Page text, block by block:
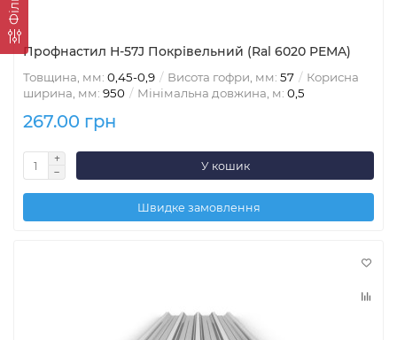
Профнастил Н-57J Покрівельний (Ral 6020 PEMA)
Товщина, мм: 0,45-0,9 Висота гофри, мм: 57
Корисна
ширина, мм: 950 Мінімальна довжина, м: 0,5
267.00 грн
У кошик
Швидке замовлення